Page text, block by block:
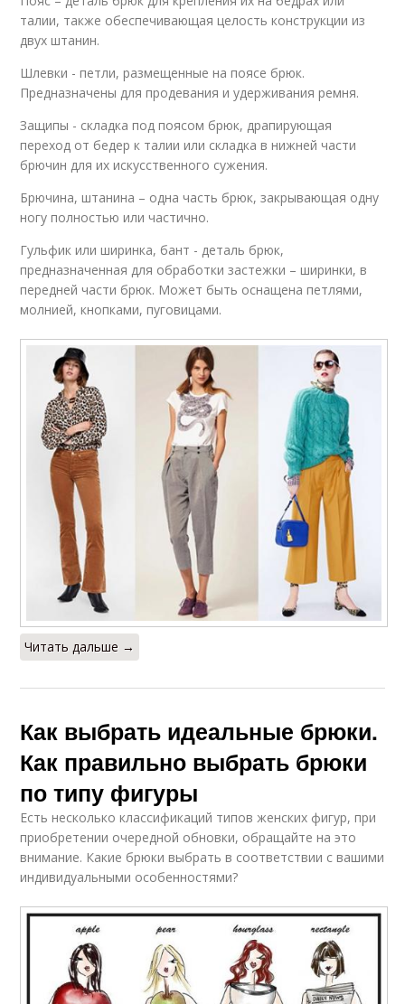
талии, также обеспечивающая целость конструкции из
двух штанин.
Шлевки - петли, размещенные на поясе брюк.
Предназначены для продевания и удерживания ремня.
Защипы - складка под поясом брюк, драпирующая
переход от бедер к талии или складка в нижней части
брючин для их искусственного сужения.
Брючина, штанина – одна часть брюк, закрывающая одну
ногу полностью или частично.
Гульфик или ширинка, бант - деталь брюк,
предназначенная для обработки застежки – ширинки, в
передней части брюк. Может быть оснащена петлями,
молнией, кнопками, пуговицами.
Читать дальше →
Как выбрать идеальные брюки.
Как правильно выбрать брюки
по типу фигуры
Есть несколько классификаций типов женских фигур, при
приобретении очередной обновки, обращайте на это
внимание. Какие брюки выбрать в соответствии с вашими
индивидуальными особенностями?